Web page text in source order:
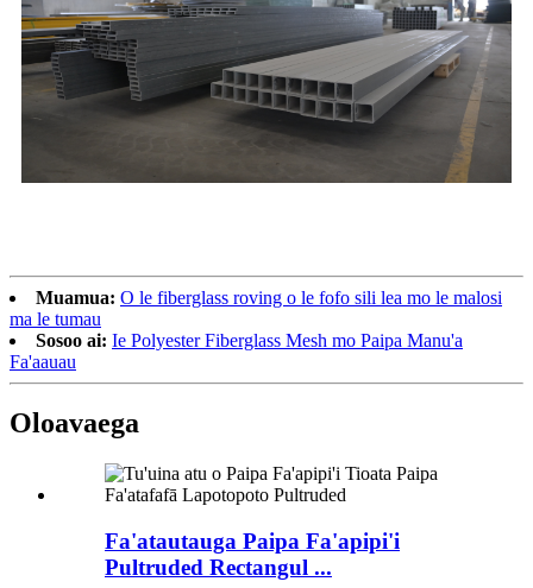
Muamua: O le fiberglass roving o le fofo sili lea mo le malosi
ma le tumau
Sosoo ai: Ie Polyester Fiberglass Mesh mo Paipa Manu'a
Fa'aauau
Oloavaega
Fa'atautauga Paipa Fa'apipi'i
Pultruded Rectangul ...